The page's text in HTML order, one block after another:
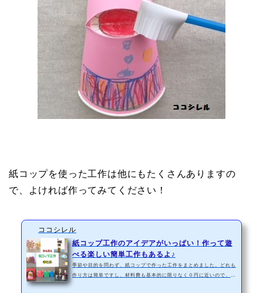
紙コップを使った工作は他にもたくさんありますの
で、よければ作ってみてください！
ココシレル
紙コップ工作のアイデアがいっぱい！作って遊
べる楽しい簡単工作もあるよ♪
季節や目的を問わず、紙コップで作った工作をまとめました。どれも
作り方は簡単ですし、材料費も基本的に限りなく０円に近いので、も